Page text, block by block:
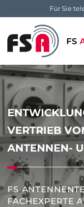
Zum InhaltFür Sie
FS
VERTRIEB
ANTENNEN-
FS
FACHEXPERTE